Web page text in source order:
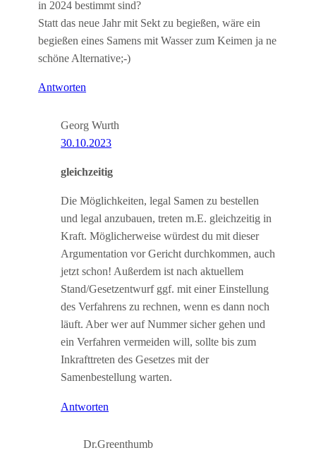
in 2024 bestimmt sind?
Statt das neue Jahr mit Sekt zu begießen, wäre ein
begießen eines Samens mit Wasser zum Keimen ja ne
schöne Alternative;-)
Antworten
Georg Wurth
30.10.2023
gleichzeitig
Die Möglichkeiten, legal Samen zu bestellen
und legal anzubauen, treten m.E. gleichzeitig in
Kraft. Möglicherweise würdest du mit dieser
Argumentation vor Gericht durchkommen, auch
jetzt schon! Außerdem ist nach aktuellem
Stand/Gesetzentwurf ggf. mit einer Einstellung
des Verfahrens zu rechnen, wenn es dann noch
läuft. Aber wer auf Nummer sicher gehen und
ein Verfahren vermeiden will, sollte bis zum
Inkrafttreten des Gesetzes mit der
Samenbestellung warten.
Antworten
Dr.Greenthumb